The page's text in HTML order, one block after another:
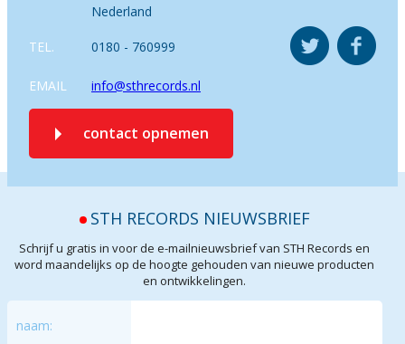
Nederland
TEL. 0180 - 760999
EMAIL info@sthrecords.nl
contact opnemen
STH RECORDS NIEUWSBRIEF
Schrijf u gratis in voor de e-mailnieuwsbrief van STH Records en
word maandelijks op de hoogte gehouden van nieuwe producten
en ontwikkelingen.
naam: